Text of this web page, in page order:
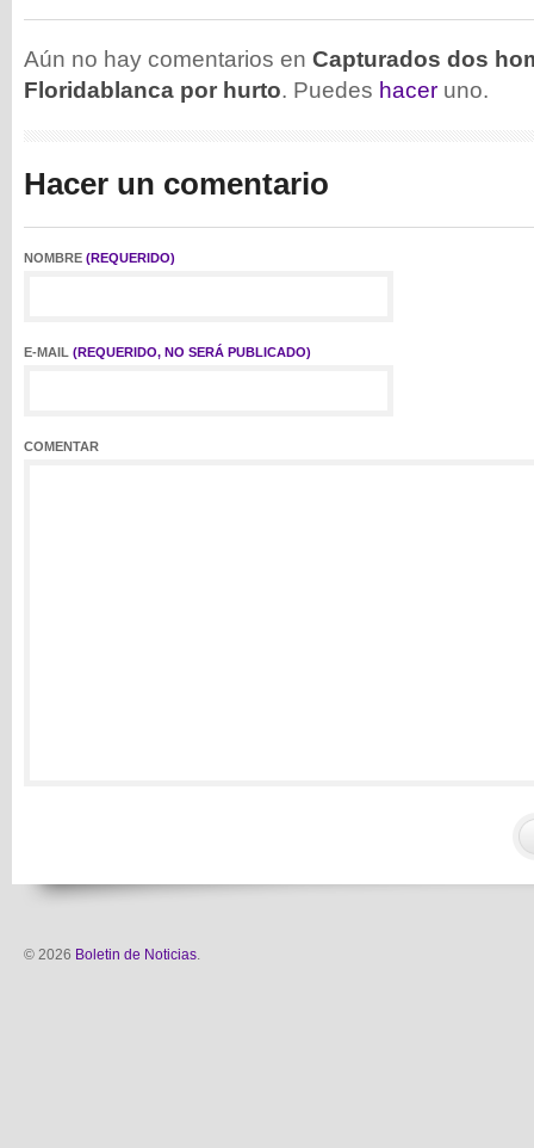
Aún no hay comentarios en Capturados dos
Floridablanca por hurto. Puedes hacer uno.
Hacer un comentario
NOMBRE (REQUERIDO)
E-MAIL (REQUERIDO, NO SERÁ PUBLICADO)
COMENTAR
© 2026 Boletin de Noticias.